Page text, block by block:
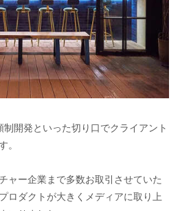
開発といった切り口でクライアント
。
ャー企業まで多数お取引させていた
ロダクトが大きくメディアに取り上